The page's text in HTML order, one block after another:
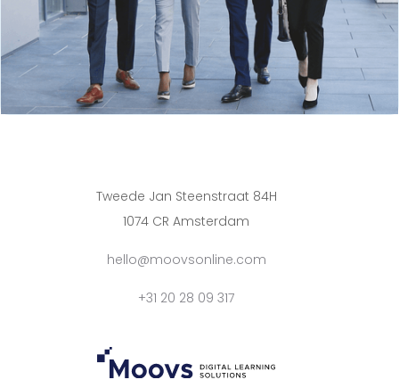
Tweede Jan Steenstraat 84H
1074 CR Amsterdam
hello@moovsonline.com
+31 20 28 09 317